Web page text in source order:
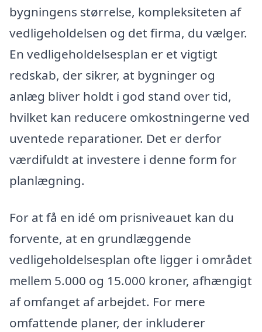
bygningens størrelse, kompleksiteten af
vedligeholdelsen og det firma, du vælger.
En vedligeholdelsesplan er et vigtigt
redskab, der sikrer, at bygninger og
anlæg bliver holdt i god stand over tid,
hvilket kan reducere omkostningerne ved
uventede reparationer. Det er derfor
værdifuldt at investere i denne form for
planlægning.
For at få en idé om prisniveauet kan du
forvente, at en grundlæggende
vedligeholdelsesplan ofte ligger i området
mellem 5.000 og 15.000 kroner, afhængigt
af omfanget af arbejdet. For mere
omfattende planer, der inkluderer